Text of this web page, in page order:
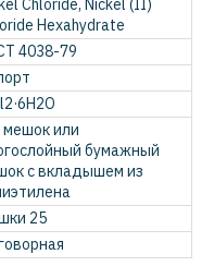
Chloride, Nickel (II)
Hexahydrate
4038-79
мешок или
бумажный
с вкладышем из
25